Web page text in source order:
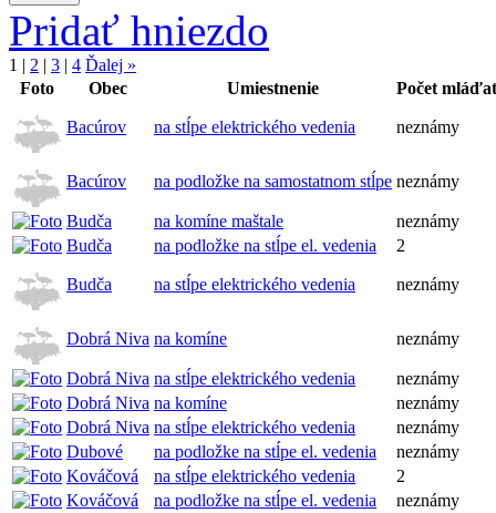
Pridať hniezdo
1 | 2 | 3 | 4 Ďalej »
Foto
Obec Umiestnenie Počet mláďat
Bacúrov na stĺpe elektrického vedenia neznámy
Bacúrov na podložke na samostatnom stĺpe neznámy
Budča na komíne maštale
neznámy
Budča
na podložke na stĺpe el. vedenia 2
Budča na stĺpe elektrického vedenia neznámy
Dobrá Niva na komíne neznámy
Dobrá Niva na stĺpe elektrického vedenia
neznámy
Dobrá Niva na komíne
neznámy
Dobrá Niva na stĺpe elektrického vedenia
neznámy
Dubové
na podložke na stĺpe el. vedenia
neznámy
Kováčová
na stĺpe elektrického vedenia
2
Kováčová
na podložke na stĺpe el. vedenia
neznámy